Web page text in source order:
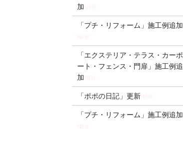
加
「プチ・リフォーム」施工例追加
「エクステリア・テラス・カーポ
ート・フェンス・門扉」施工例追
加
「ポポの日記」更新NEW
「プチ・リフォーム」施工例追加